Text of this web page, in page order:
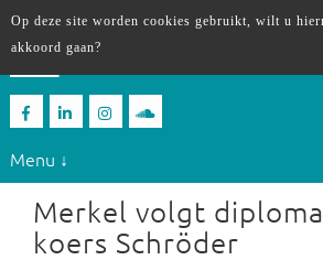
Menu ↓
Merkel volgt
koers Schröder
Op deze site worden cookies gebruikt, wilt u
akkoord gaan?